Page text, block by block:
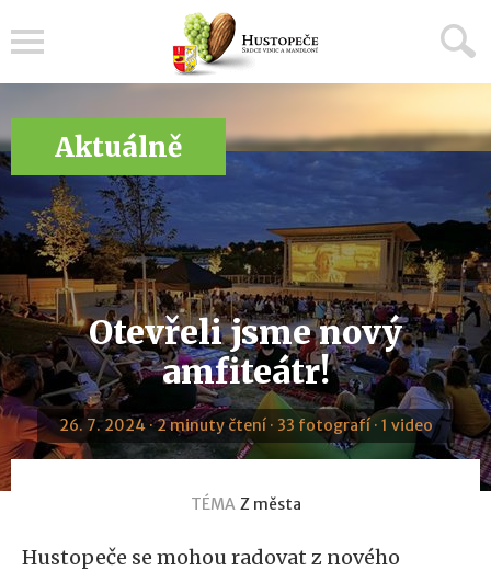
Aktuálně
Otevřeli jsme nový
amfiteátr!
26. 7. 2024 · 2 minuty čtení · 33 fotografí · 1 video
TÉMA Z města
Hustopeče se mohou radovat z nového